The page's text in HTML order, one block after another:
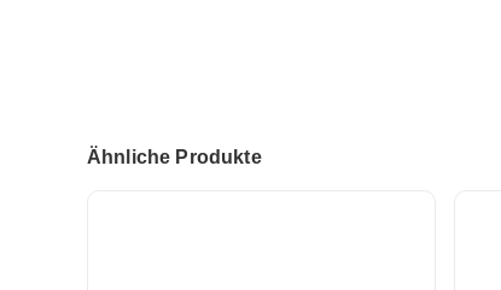
Ähnliche Produkte